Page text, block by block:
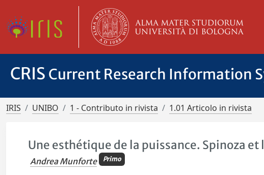
CRIS Current Research Information
IRIS UNIBO 1 - Contributo in rivista 1.01 Articolo in rivista
Une esthétique de la puissance. Spinoza
Andrea Munforte Primo